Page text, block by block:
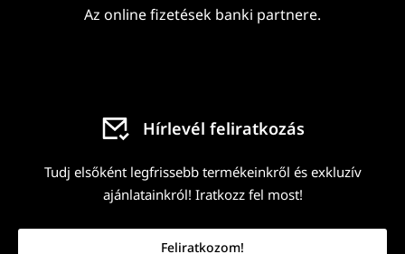
Az online fizetések banki partnere.
Hírlevél feliratkozás
Tudj elsőként legfrissebb termékeinkről és exkluzív
ajánlatainkról! Iratkozz fel most!
Feliratkozom!